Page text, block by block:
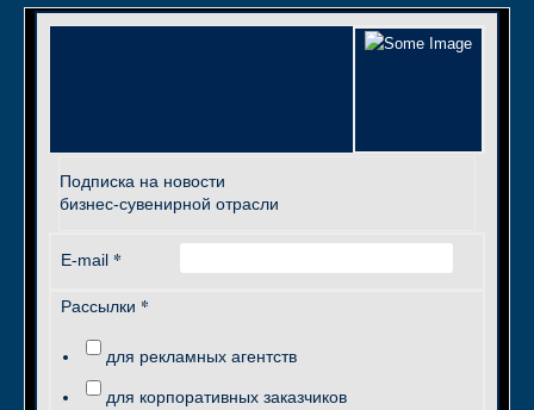
Подписка на новости
бизнес-сувенирной отрасли
E-mail *
Рассылки *
для рекламных агентств
для корпоративных заказчиков